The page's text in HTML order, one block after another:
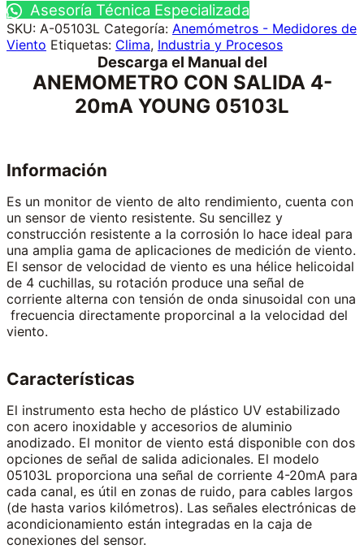
Asesoría Técnica Especializada
SKU: A-05103L Categoría: Anemómetros - Medidores de
Viento Etiquetas: Clima, Industria y Procesos
Descarga el Manual del
ANEMOMETRO CON SALIDA 4-
20mA YOUNG 05103L
Información
Es un monitor de viento de alto rendimiento, cuenta con
un sensor de viento resistente. Su sencillez y
construcción resistente a la corrosión lo hace ideal para
una amplia gama de aplicaciones de medición de viento.
El sensor de velocidad de viento es una hélice helicoidal
de 4 cuchillas, su rotación produce una señal de
corriente alterna con tensión de onda sinusoidal con una
frecuencia directamente proporcinal a la velocidad del
viento.
Características
El instrumento esta hecho de plástico UV estabilizado
con acero inoxidable y accesorios de aluminio
anodizado. El monitor de viento está disponible con dos
opciones de señal de salida adicionales. El modelo
05103L proporciona una señal de corriente 4-20mA para
cada canal, es útil en zonas de ruido, para cables largos
(de hasta varios kilómetros). Las señales electrónicas de
acondicionamiento están integradas en la caja de
conexiones del sensor.